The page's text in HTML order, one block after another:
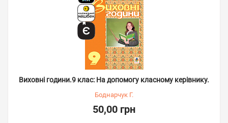
Виховні години.9 клас: На допомогу класному керівнику.
Боднарчук Г.
50,00 грн